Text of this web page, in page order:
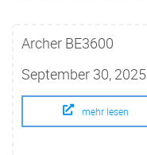
Archer BE3600
September 30, 2025
mehr lesen